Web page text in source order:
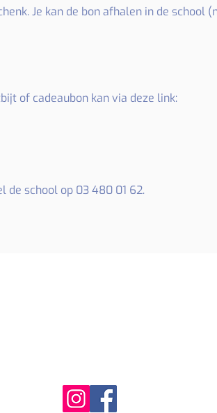
Je kan de bon afhalen in de school
of cadeaubon kan via deze link:
de school op 03 480 01 62.